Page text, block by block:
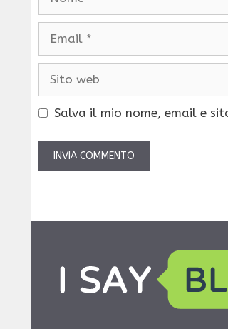
Salva il mio nome, email e